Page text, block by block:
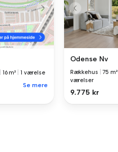
16 m² 1 værelse
Se mere
Odense Nv
Rækkehus |75 m²
værelser
9.775 kr